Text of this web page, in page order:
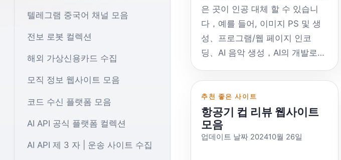
텔레그램 중국어 채널 모음
전보 로봇 컬렉션
해외 가상신용카드 수집
모직 정보 웹사이트 모음
코드 수신 플랫폼 모음
AI API 공식 플랫폼 컬렉션
AI API 제 3 자 | 운송 사이트 수집
은 곳이 인공 대체 할 수 있습니
다，예를 들어, 이미지 PS 및 생
성、프로그램/웹 페이지 인코
딩、AI 음악 생성，AI의 개발로
다.。 AI를 사용자 정의하려면 많
은 장소，API를 사용해야합니
다，그러나 많은 국제 AI 회사는
현재 특정 국가에 서비스를 제공
하지 않습니다.，예를 들어, 중
추천 좋은 사이트
항공기 컵 리뷰 웹사이트
모음
업데이트 날짜 202410월 26일